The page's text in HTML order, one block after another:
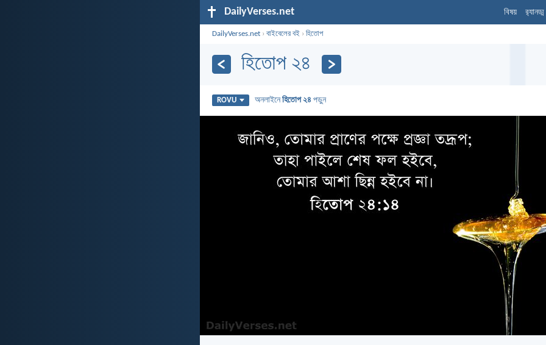
DailyVerses.net বিষয়
DailyVerses.net ›বাইবেলের বই ›হিতোপ
হিতোপ ২৪
ROVU অনলাইনেহিতোপ ২৪ পড়ুন